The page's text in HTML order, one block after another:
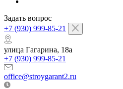
Задать вопрос
+7 (930) 999-85-21
улица Гагарина, 18а
+7 (930) 999-85-21
office@stroygarant2.ru